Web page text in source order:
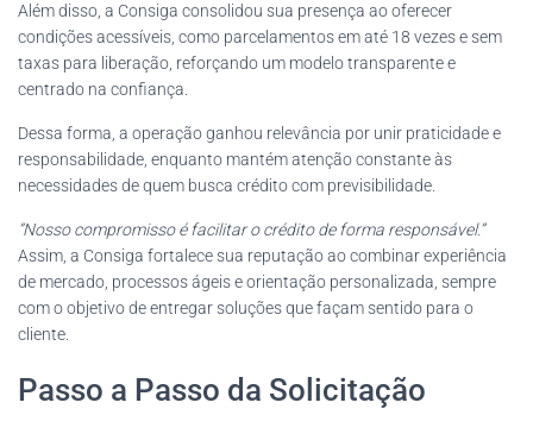
Além disso, a Consiga consolidou sua presença ao oferecer
condições acessíveis, como parcelamentos em até 18 vezes e sem
taxas para liberação, reforçando um modelo transparente e
centrado na confiança.
Dessa forma, a operação ganhou relevância por unir praticidade e
responsabilidade, enquanto mantém atenção constante às
necessidades de quem busca crédito com previsibilidade.
“Nosso compromisso é facilitar o crédito de forma responsável.”
Assim, a Consiga fortalece sua reputação ao combinar experiência
de mercado, processos ágeis e orientação personalizada, sempre
com o objetivo de entregar soluções que façam sentido para o
cliente.
Passo a Passo da Solicitação